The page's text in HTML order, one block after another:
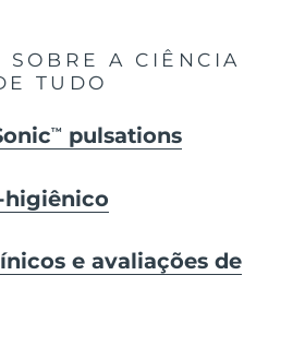
SOBRE A CIÊNCIA
TUDO
TM pulsations
higiênico
e avaliações de